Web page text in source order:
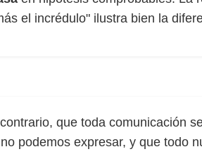
el incrédulo" ilustra bien la
que toda comunicación
podemos expresar, y que todo